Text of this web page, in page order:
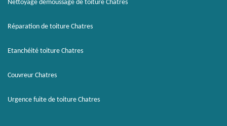
Nettoyage démoussage de toiture Chatres
Réparation de toiture Chatres
Etanchéité toiture Chatres
Couvreur Chatres
Urgence fuite de toiture Chatres